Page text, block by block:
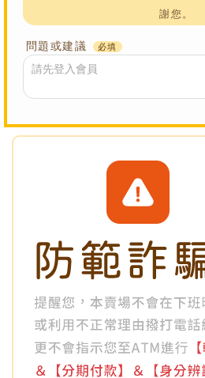
謝您。
問題或建議